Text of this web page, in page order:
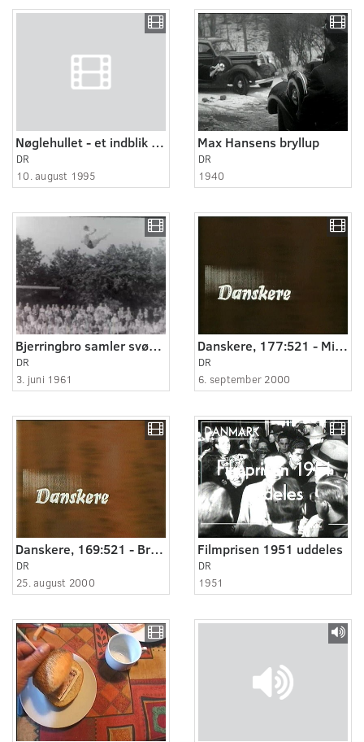
Nøglehullet - et indblik i sportens verden. Fodbold
DR
10. august 1995
Max Hansens bryllup
DR
1940
Bjerringbro samler svømmeeliten
DR
3. juni 1961
Danskere, 177:521 - Min datter blev student.
DR
6. september 2000
Danskere, 169:521 - Brandværnsorkester i arv
DR
25. august 2000
Filmprisen 1951 uddeles
DR
1951